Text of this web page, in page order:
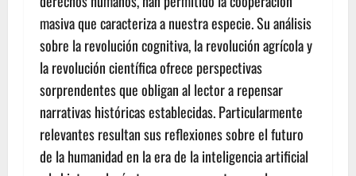
masiva que caracteriza a nuestra especie. Su análisis
sobre la revolución cognitiva, la revolución agrícola y
la revolución científica ofrece perspectivas
sorprendentes que obligan al lector a repensar
narrativas históricas establecidas. Particularmente
relevantes resultan sus reflexiones sobre el futuro
de la humanidad en la era de la inteligencia artificial